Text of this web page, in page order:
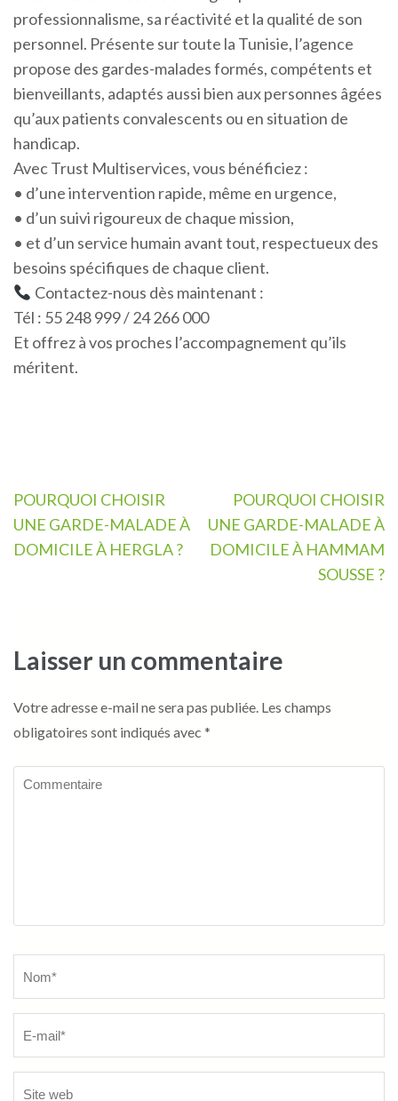
professionnalisme, sa réactivité et la qualité de son
personnel. Présente sur toute la Tunisie, l’agence
propose des gardes-malades formés, compétents et
bienveillants, adaptés aussi bien aux personnes âgées
qu’aux patients convalescents ou en situation de
handicap.
Avec Trust Multiservices, vous bénéficiez :
• d’une intervention rapide, même en urgence,
• d’un suivi rigoureux de chaque mission,
• et d’un service humain avant tout, respectueux des
besoins spécifiques de chaque client.
Contactez-nous dès maintenant :
Tél : 55 248 999 / 24 266 000
Et offrez à vos proches l’accompagnement qu’ils
méritent.
Navigation
de
l’article
POURQUOI CHOISIR
UNE GARDE-MALADE À
DOMICILE À HERGLA ?
POURQUOI CHOISIR
UNE GARDE-MALADE À
DOMICILE À HAMMAM
SOUSSE ?
Laisser un commentaire
Votre adresse e-mail ne sera pas publiée. Les champs
obligatoires sont indiqués avec *
Commentaire